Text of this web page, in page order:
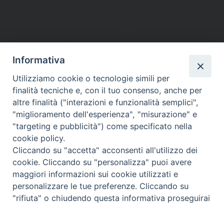
DIOCESI SUBURBICARIA DI ALBANO
Contatti:Tel.: 06.93268401 - Fax.: 06.9323844
E-mail:curia@diocesidialbano.it
Orari: dal Lunedì al Venerdì Ore: 9:00 - 13:00
Lunedì, Mercoledì e Venerdì, Ore 9:30 - 12:30
Diocesi Suburbicaria di Albano
Informativa
Utilizziamo cookie o tecnologie simili per
finalità tecniche e, con il tuo consenso, anche per
altre finalità ("interazioni e funzionalità semplici",
"miglioramento dell'esperienza", "misurazione" e
"targeting e pubblicità") come specificato nella
cookie policy.
Cliccando su "accetta" acconsenti all'utilizzo dei
cookie. Cliccando su "personalizza" puoi avere
maggiori informazioni sui cookie utilizzati e
personalizzare le tue preferenze. Cliccando su
"rifiuta" o chiudendo questa informativa proseguirai